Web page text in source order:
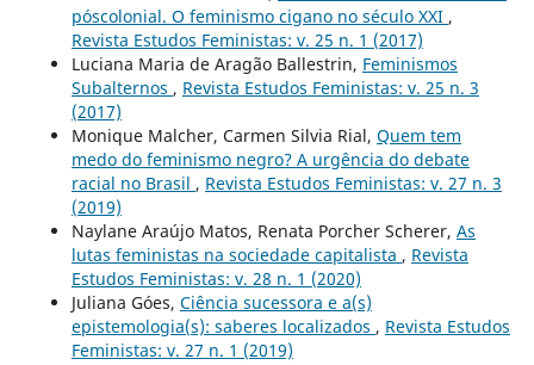
póscolonial. O feminismo cigano no século XXI ,
Revista Estudos Feministas: v. 25 n. 1 (2017)
Luciana Maria de Aragão Ballestrin, Feminismos
Subalternos , Revista Estudos Feministas: v. 25 n. 3
(2017)
Monique Malcher, Carmen Silvia Rial, Quem tem
medo do feminismo negro? A urgência do debate
racial no Brasil , Revista Estudos Feministas: v. 27 n. 3
(2019)
Naylane Araújo Matos, Renata Porcher Scherer, As
lutas feministas na sociedade capitalista , Revista
Estudos Feministas: v. 28 n. 1 (2020)
Juliana Góes, Ciência sucessora e a(s)
epistemologia(s): saberes localizados , Revista Estudos
Feministas: v. 27 n. 1 (2019)